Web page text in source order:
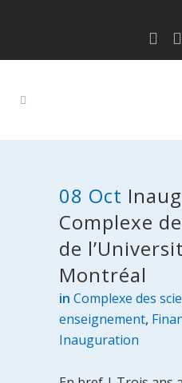
08 Oct
Complexe
de
Montréal
in Complexe des
enseignement,
Inauguration